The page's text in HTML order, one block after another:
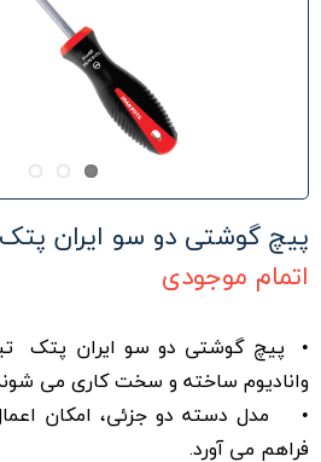
پیچ گوشتی دو سو ایران پتک
اتمام موجودی
• پیچ گوشتی دو سو ایران پتک
وانادیوم ساخته و سخت کاری می
• مدل دسته دو جزئی، امکان اعمال
فراهم می آورد.